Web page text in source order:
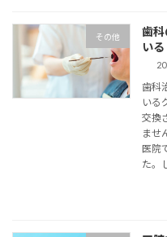
その他
歯
い
歯科
いる
交換
ませ
医院
た。